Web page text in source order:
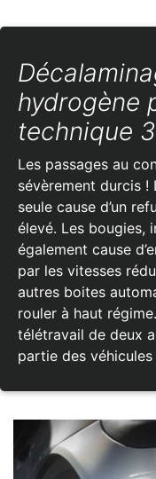
hydrogène
technique
Les passages au
sévèrement durcis !
seule cause d’un
élevé. Les bougies,
également cause
par les vitesses
autres boites
rouler à haut
télétravail de deux
partie des